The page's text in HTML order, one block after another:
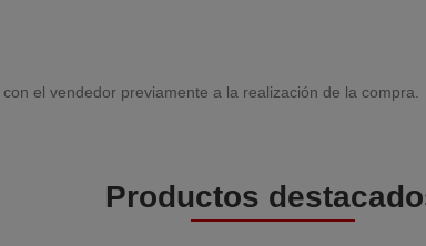
el vendedor previamente a la realización de la compra.
Productos